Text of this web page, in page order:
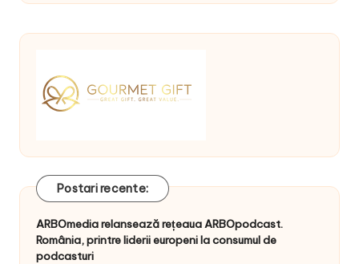
Postari recente:
ARBOmedia relansează rețeaua ARBOpodcast.
România, printre liderii europeni la consumul de
podcasturi